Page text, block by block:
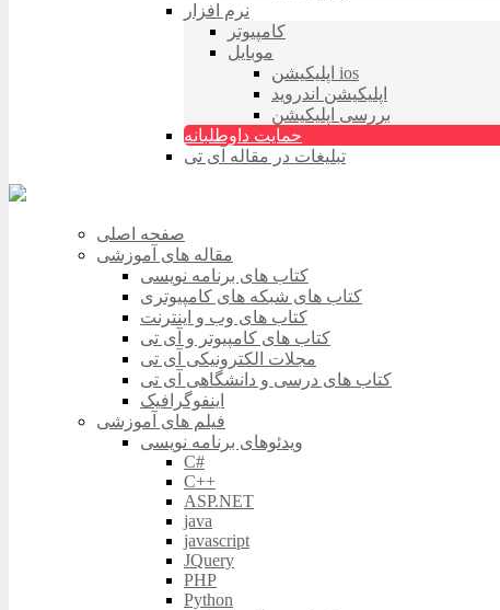
نرم افزار
کامپیوتر
موبایل
اپلیکیشن ios
اپلیکیشن اندروید
بررسی اپلیکیشن
حمایت داوطلبانه
تبلیغات در مقاله آی تی
صفحه اصلی
مقاله های آموزشی
کتاب های برنامه نویسی
کتاب های شبکه های کامپیوتری
کتاب های وب و اینترنت
کتاب های کامپیوتر و آی تی
مجلات الکترونیکی آی تی
کتاب های درسی و دانشگاهی آی تی
اینفوگرافیک
فیلم های آموزشی
ویدئوهای برنامه نویسی
C#
C++
ASP.NET
java
javascript
JQuery
PHP
Python